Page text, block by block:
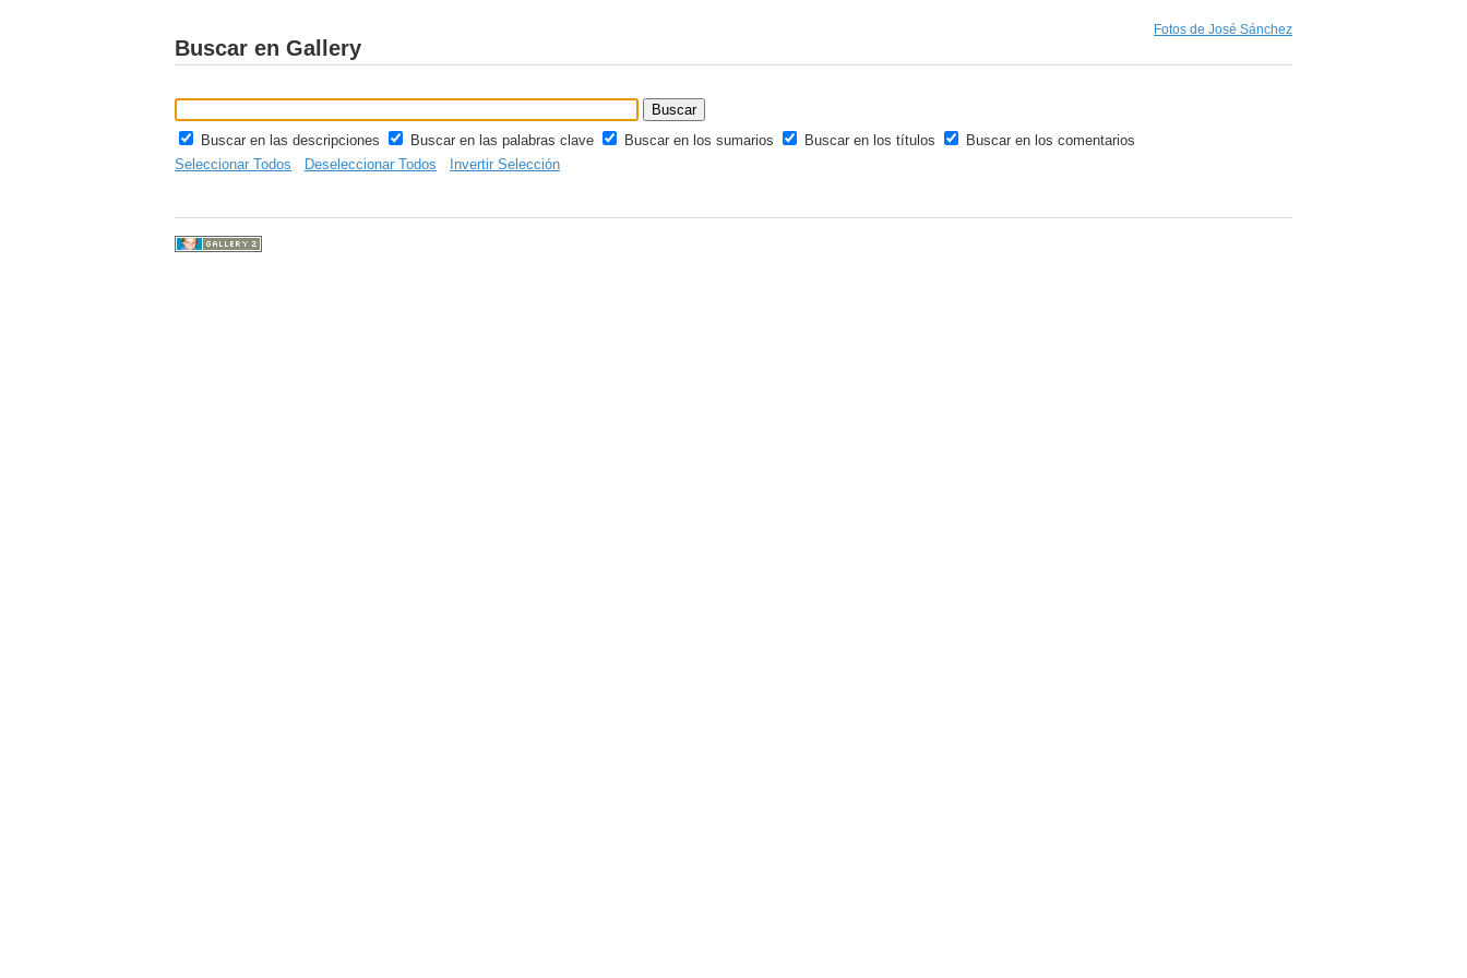
Fotos de José Sánchez
Buscar en Gallery
Buscar en las descripciones Buscar en las palabras clave Buscar en los sumarios Buscar en los títulos
Buscar en los comentarios
Seleccionar Todos
Deseleccionar Todos Invertir Selección